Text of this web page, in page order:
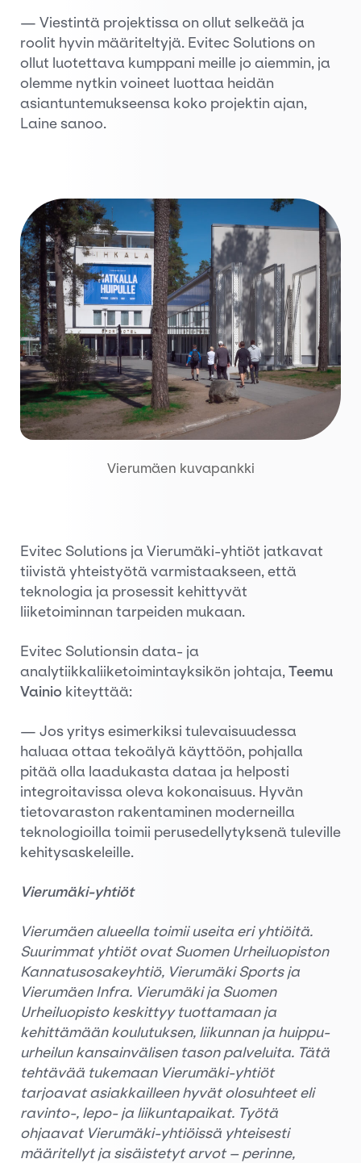
— Viestintä projektissa on ollut selkeää ja
roolit hyvin määriteltyjä. Evitec Solutions on
ollut luotettava kumppani meille jo aiemmin, ja
olemme nytkin voineet luottaa heidän
asiantuntemukseensa koko projektin ajan,
Laine sanoo.
Vierumäen kuvapankki
Evitec Solutions ja Vierumäki-yhtiöt jatkavat
tiivistä yhteistyötä varmistaakseen, että
teknologia ja prosessit kehittyvät
liiketoiminnan tarpeiden mukaan.
Evitec Solutionsin data- ja
analytiikkaliiketoimintayksikön johtaja,Teemu
Vainio kiteyttää:
— Jos yritys esimerkiksi tulevaisuudessa
haluaa ottaa tekoälyä käyttöön, pohjalla
pitää olla laadukasta dataa ja helposti
integroitavissa oleva kokonaisuus. Hyvän
tietovaraston rakentaminen moderneilla
teknologioilla toimii perusedellytyksenä tuleville
kehitysaskeleille.
Vierumäki-yhtiöt
Vierumäen alueella toimii useita eri yhtiöitä.
Suurimmat yhtiöt ovat Suomen Urheiluopiston
Kannatusosakeyhtiö, Vierumäki Sports ja
Vierumäen Infra. Vierumäki ja Suomen
Urheiluopisto keskittyy tuottamaan ja
kehittämään koulutuksen, liikunnan ja huippu-
urheilun kansainvälisen tason palveluita. Tätä
tehtävää tukemaan Vierumäki-yhtiöt
tarjoavat asiakkailleen hyvät olosuhteet eli
ravinto-, lepo- ja liikuntapaikat. Työtä
ohjaavat Vierumäki-yhtiöissä yhteisesti
määritellyt ja sisäistetyt arvot – perinne,